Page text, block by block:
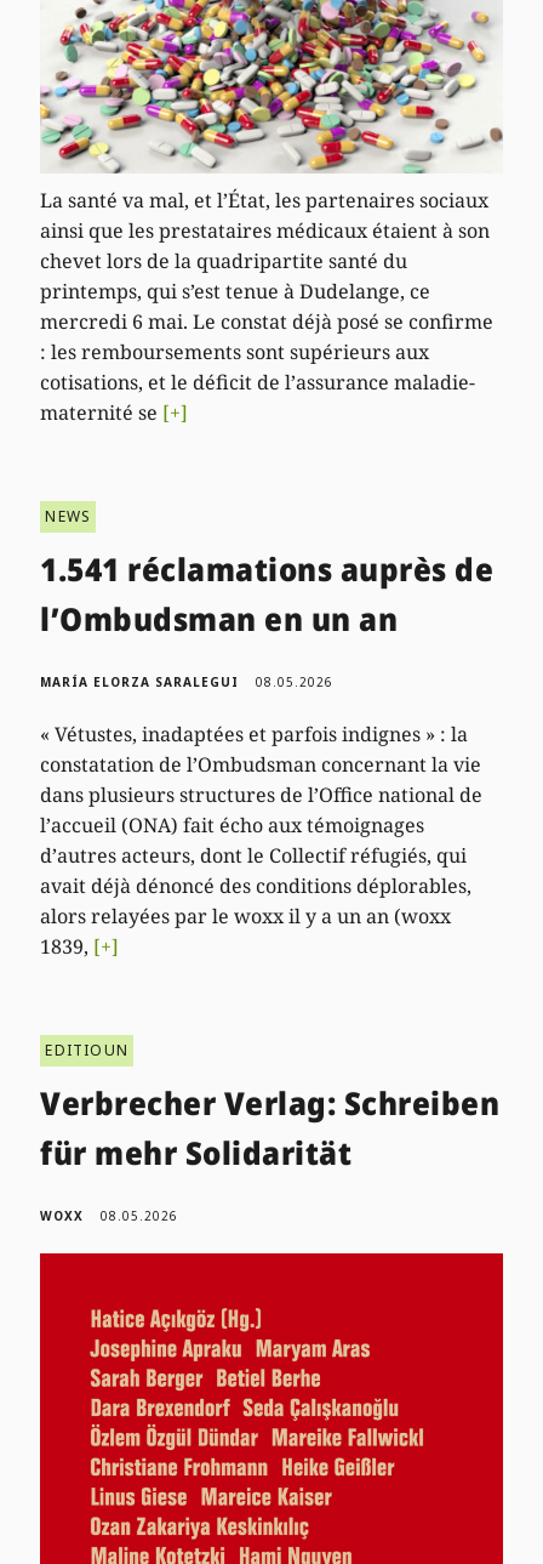
La santé va mal, et l’État, les partenaires sociaux
ainsi que les prestataires médicaux étaient à son
chevet lors de la quadripartite santé du
printemps, qui s’est tenue à Dudelange, ce
mercredi 6 mai. Le constat déjà posé se confirme
: les remboursements sont supérieurs aux
cotisations, et le déficit de l’assurance maladie-
maternité se [+]
NEWS
1.541 réclamations auprès de
l’Ombudsman en un an
MARÍA ELORZA SARALEGUI 08.05.2026
« Vétustes, inadaptées et parfois indignes » : la
constatation de l’Ombudsman concernant la vie
dans plusieurs structures de l’Office national de
l’accueil (ONA) fait écho aux témoignages
d’autres acteurs, dont le Collectif réfugiés, qui
avait déjà dénoncé des conditions déplorables,
alors relayées par le woxx il y a un an (woxx
1839, [+]
EDITIOUN
Verbrecher Verlag: Schreiben
für mehr Solidarität
WOXX 08.05.2026